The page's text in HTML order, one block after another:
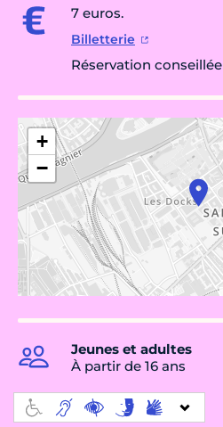
7 euros.
Billetterie
Réservation conseillée
+
−
Jeunes et adultes
À partir de 16 ans